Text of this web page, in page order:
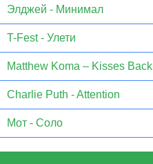
Элджей - Минимал
T-Fest - Улети
Matthew Koma – Kisses Back
Charlie Puth - Attention
Мот - Соло